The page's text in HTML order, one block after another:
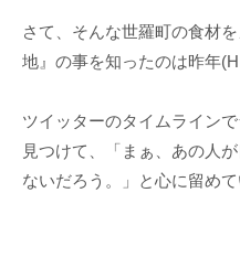
さて、そんな世羅町の食材
地』の事を知ったのは昨年(H
ツイッターのタイムライン
見つけて、「まぁ、あの人
ないだろう。」と心に留めて